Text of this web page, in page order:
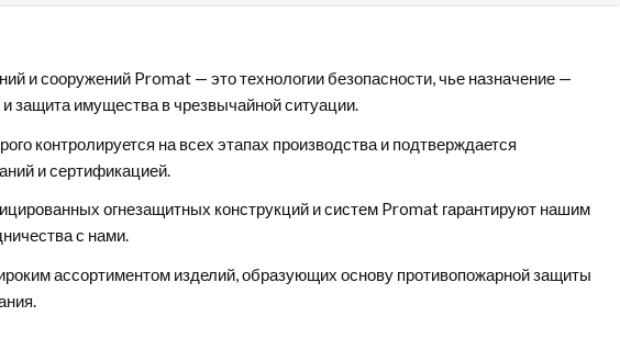
и сооружений Promat — это технологии безопасности, чье назначение —
защита имущества в чрезвычайной ситуации.
контролируется на всех этапах производства и подтверждается
и сертификацией.
огнезащитных конструкций и систем Promat гарантируют нашим
с нами.
ассортиментом изделий, образующих основу противопожарной защиты